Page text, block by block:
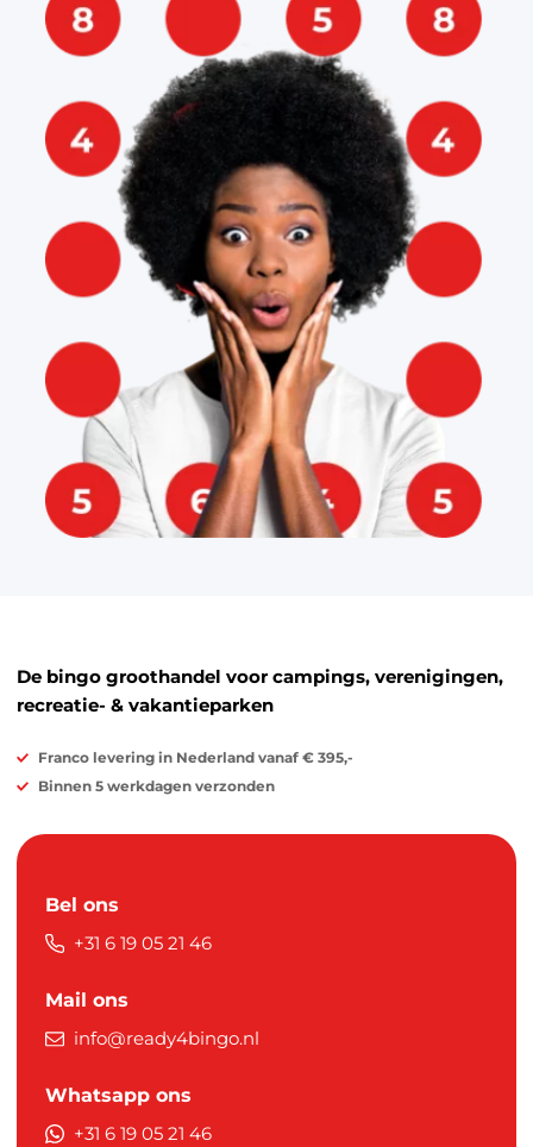
De bingo groothandel voor campings, verenigingen,
recreatie- & vakantieparken
Franco levering in Nederland vanaf € 395,-
Binnen 5 werkdagen verzonden
Bel ons
+31 6 19 05 21 46
Mail ons
info@ready4bingo.nl
Whatsapp ons
+31 6 19 05 21 46